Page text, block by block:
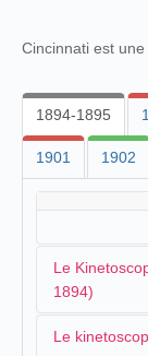
Cincinnati est
1894-1895
1901 1902
Le
1894)
Le